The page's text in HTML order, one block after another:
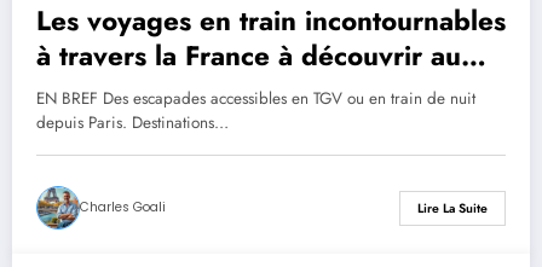
Les voyages en train incontournables
à travers la France à découvrir au
moins une fois
EN BREF Des escapades accessibles en TGV ou en train de nuit
depuis Paris. Destinations…
Charles Goali Lire La Suite